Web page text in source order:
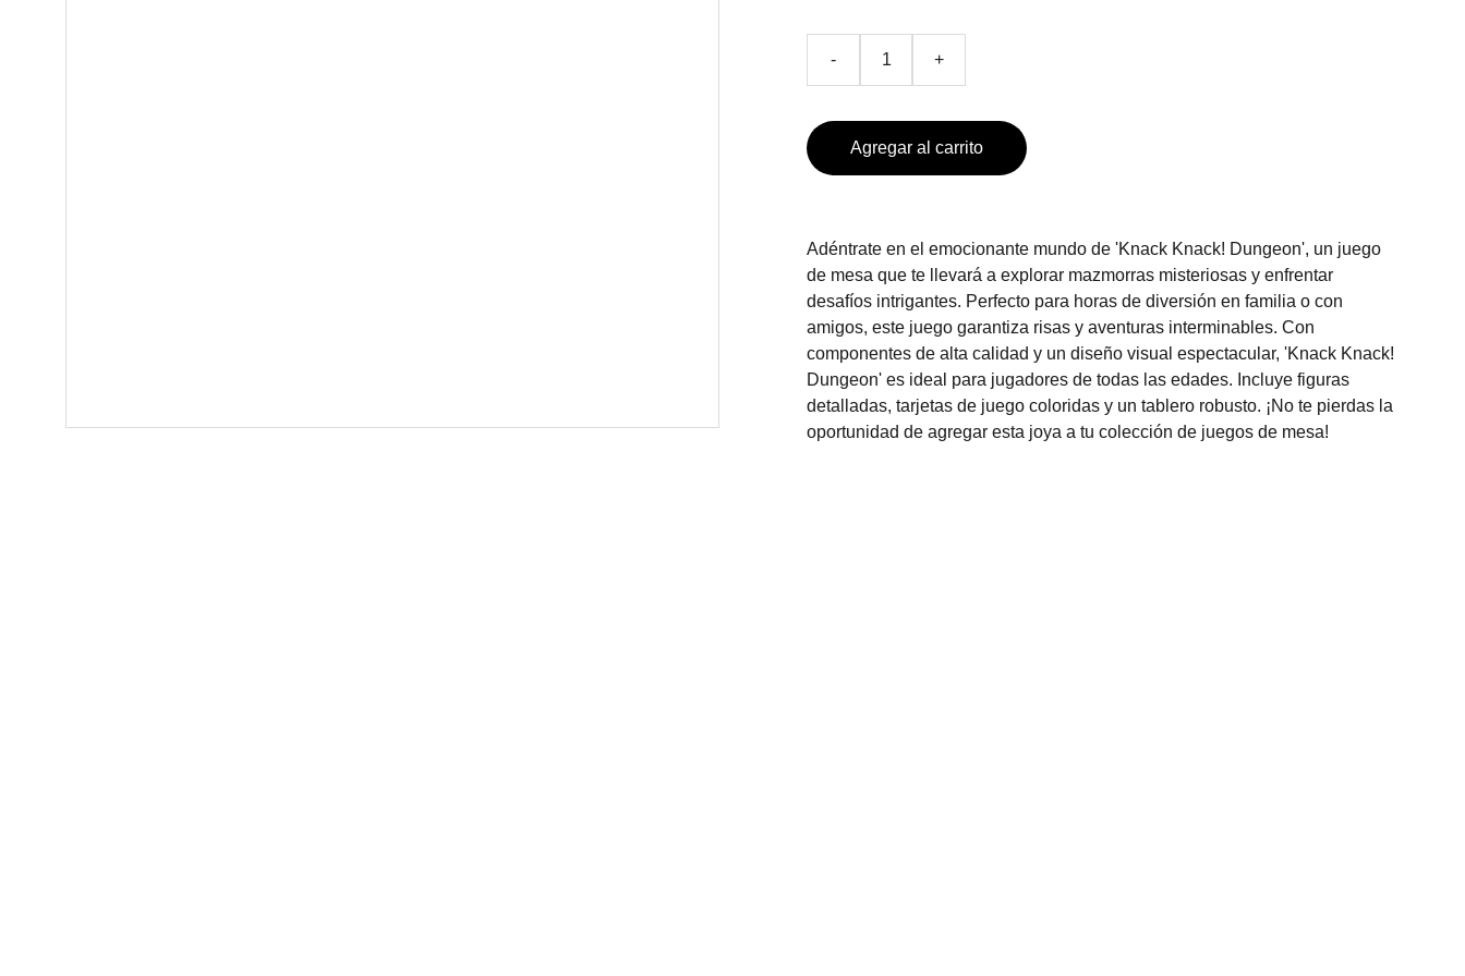
- +
Agregar al carrito
Adéntrate en el emocionante mundo de 'Knack Knack! Dungeon', un juego
de mesa que te llevará a explorar mazmorras misteriosas y enfrentar
desafíos intrigantes. Perfecto para horas de diversión en familia o con
amigos, este juego garantiza risas y aventuras interminables. Con
componentes de alta calidad y un diseño visual espectacular, 'Knack Knack!
Dungeon' es ideal para jugadores de todas las edades. Incluye figuras
detalladas, tarjetas de juego coloridas y un tablero robusto. ¡No te pierdas la
oportunidad de agregar esta joya a tu colección de juegos de mesa!